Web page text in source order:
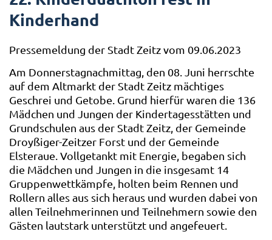
Kinderhand
Pressemeldung der Stadt Zeitz vom 09.06.2023
Am Donnerstagnachmittag, den 08. Juni herrschte
auf dem Altmarkt der Stadt Zeitz mächtiges
Geschrei und Getobe. Grund hierfür waren die 136
Mädchen und Jungen der Kindertagesstätten und
Grundschulen aus der Stadt Zeitz, der Gemeinde
Droyßiger-Zeitzer Forst und der Gemeinde
Elsteraue. Vollgetankt mit Energie, begaben sich
die Mädchen und Jungen in die insgesamt 14
Gruppenwettkämpfe, holten beim Rennen und
Rollern alles aus sich heraus und wurden dabei von
allen Teilnehmerinnen und Teilnehmern sowie den
Gästen lautstark unterstützt und angefeuert.